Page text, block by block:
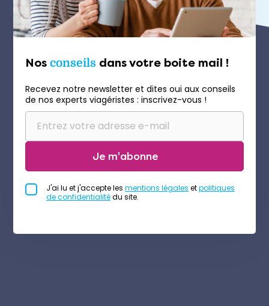
Nos conseils dans votre boite mail !
Recevez notre newsletter et dites oui aux conseils
de nos experts viagéristes : inscrivez-vous !
Je m'abonne
J'ai lu et j'accepte les mentions légales etpolitiques
de confidentialitédu site.